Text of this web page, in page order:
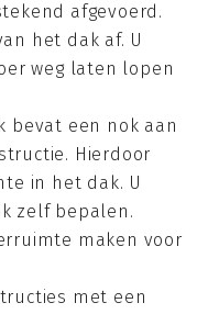
afgevoerd.
het dak af. U
weg laten lopen
bevat een nok aan
Hierdoor
in het dak. U
zelf bepalen.
maken voor
met een